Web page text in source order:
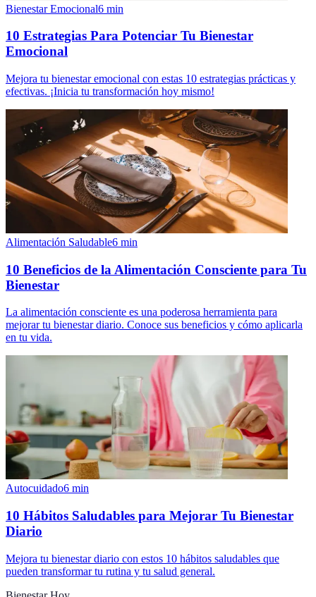
Bienestar Emocional6 min
10 Estrategias Para Potenciar Tu Bienestar
Emocional
Mejora tu bienestar emocional con estas 10 estrategias prácticas y
efectivas. ¡Inicia tu transformación hoy mismo!
Alimentación Saludable6 min
10 Beneficios de la Alimentación Consciente para Tu
Bienestar
La alimentación consciente es una poderosa herramienta para
mejorar tu bienestar diario. Conoce sus beneficios y cómo aplicarla
en tu vida.
Autocuidado6 min
10 Hábitos Saludables para Mejorar Tu Bienestar
Diario
Mejora tu bienestar diario con estos 10 hábitos saludables que
pueden transformar tu rutina y tu salud general.